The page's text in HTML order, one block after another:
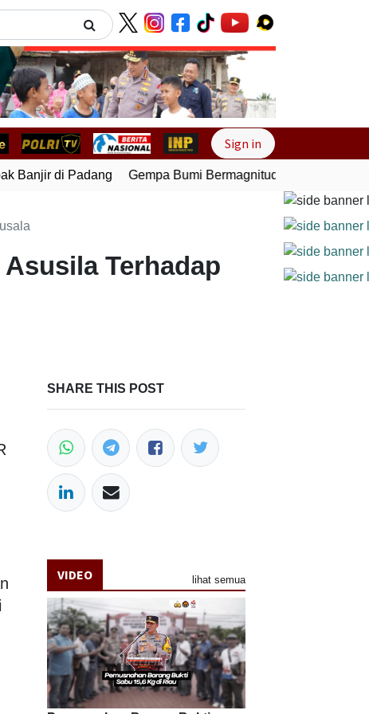
Next
Sign in
Banjir di Padang Gempa Bumi Bermagnitudo 5,1 Kembali
Terhadap
SHARE THIS POST
VIDEO lihat semua